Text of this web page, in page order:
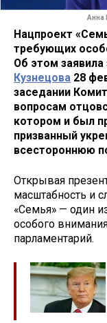
Анна
Нацпроект
требующих
Об этом
Кузнецова 28
заседании
вопросам
котором и был
призванный
всестороннюю
Открывая
масштабность и
«Семья» — один
особого
парламентарий.